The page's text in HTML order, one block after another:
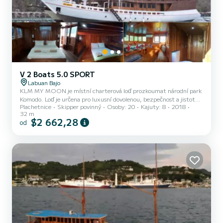
V 2 Boats 5.0 SPORT
Labuan Bajo
KLM MY MOON je místní charterová loď prozkoumat národní park
Komodo. Loď je určena pro luxusní dovolenou, bezpečnost a jistotu a
pohodlí. Na lodi máme 8 kajut. Celkový počet hostů na lodi je 20
osob.
Plachetnice Skipper povinný Osoby: 20 Kajuty: 8
2018
32 m
od $2 662,28